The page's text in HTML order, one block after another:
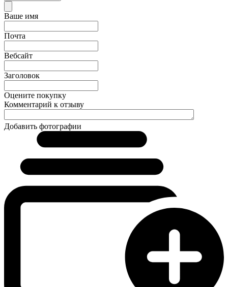
Ваше имя
Почта
Вебсайт
Заголовок
Оцените покупку
Комментарий к отзыву
Добавить фотографии